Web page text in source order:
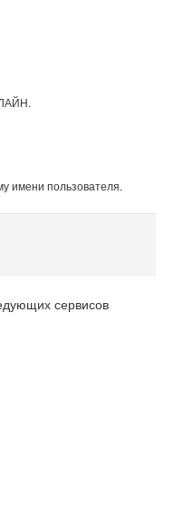
имени пользователя.
сервисов